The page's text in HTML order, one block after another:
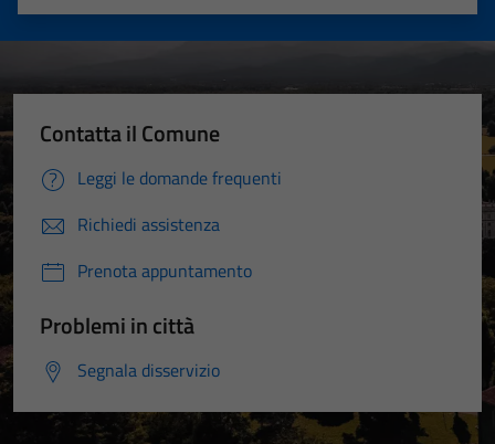
Valuta 5 stelle su 5
Valuta 4 stelle su 5
Valuta 3 stelle su 5
Valuta 2 stelle su 5
Valuta 1 stelle su 5
Contatta il Comune
Leggi le domande frequenti
Richiedi assistenza
Prenota appuntamento
Problemi in città
Segnala disservizio